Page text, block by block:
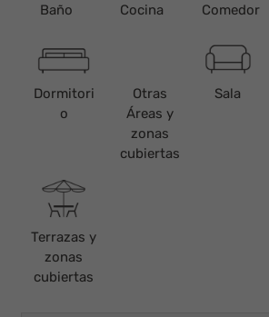
Baño Cocina Comedor
Dormitori
o
Otras
Áreas y
zonas
cubiertas
Sala
Terrazas y
zonas
cubiertas